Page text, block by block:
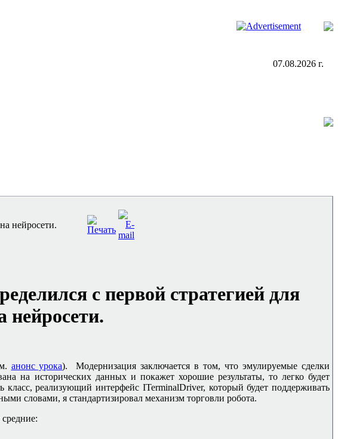
07.08.2026 г.
нейросети.
с первой стратегией для
нейросети.
анонс урока). Модернизация заключается в том, что эмулируемые сделки
на исторических данных и покажет хорошие результаты, то легко будет
класс, реализующий интерфейс ITerminalDriver, который будет поддерживать
словами, я стандартизировал механизм торговли робота.